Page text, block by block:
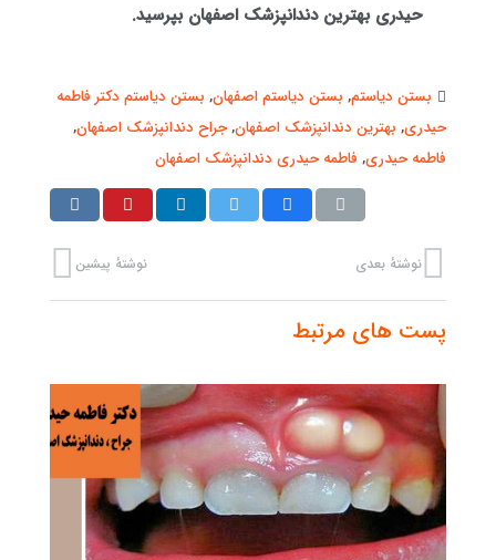
حیدری بهترین دندانپزشک اصفهان بپرسید.
بستن دیاستم, بستن دیاستم اصفهان, بستن دیاستم دکتر فاطمه
حیدری, بهترین دندانپزشک اصفهان,جراح دندانپزشک اصفهان,
فاطمه حیدری, فاطمه حیدری دندانپزشک اصفهان
نوشتهٔ پیشین نوشتهٔ بعدی
پست های مرتبط